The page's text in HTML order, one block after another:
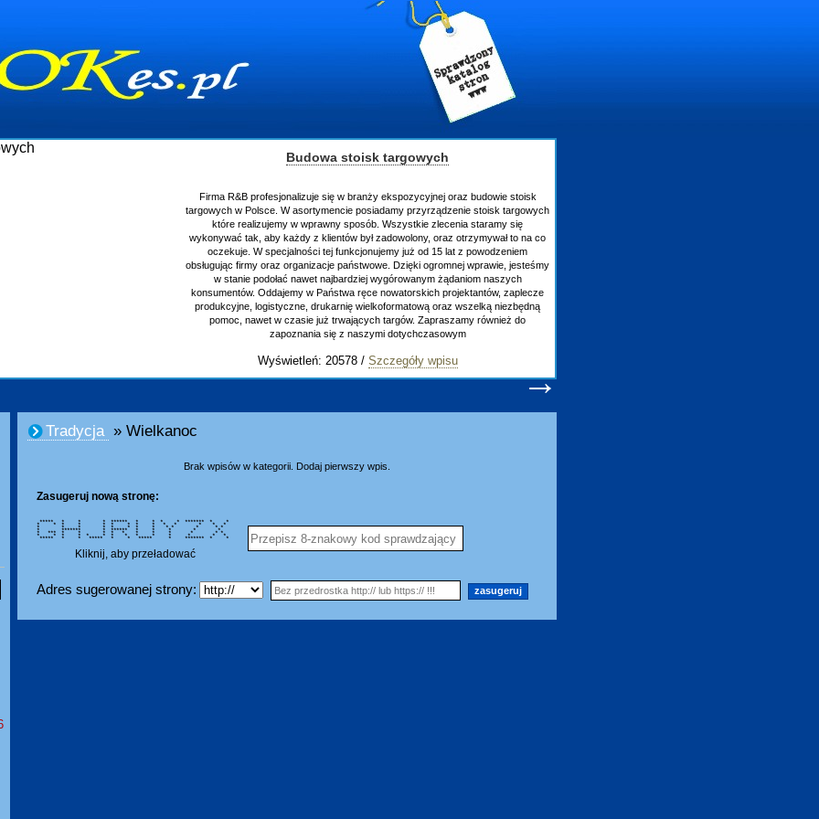
Budowa stoisk targowych
Firma R&B profesjonalizuje się w branży ekspozycyjnej oraz budowie stoisk
targowych w Polsce. W asortymencie posiadamy przyrządzenie stoisk targowych
które realizujemy w wprawny sposób. Wszystkie zlecenia staramy się
wykonywać tak, aby każdy z klientów był zadowolony, oraz otrzymywał to na co
oczekuje. W specjalności tej funkcjonujemy już od 15 lat z powodzeniem
obsługując firmy oraz organizacje państwowe. Dzięki ogromnej wprawie, jesteśmy
w stanie podołać nawet najbardziej wygórowanym żądaniom naszych
konsumentów. Oddajemy w Państwa ręce nowatorskich projektantów, zaplecze
produkcyjne, logistyczne, drukarnię wielkoformatową oraz wszelką niezbędną
pomoc, nawet w czasie już trwających targów. Zapraszamy również do
zapoznania się z naszymi dotychczasowym
Wyświetleń: 20578 / Szczegóły wpisu
→
Tradycja » Wielkanoc
Brak wpisów w kategorii. Dodaj pierwszy wpis.
Zasugeruj nową stronę:
***** * * * ****** * * * * ******* * *
* * * * * * * * * * * * * *
* * * * * * * * * * * * *
* ******* * ****** * * * * *
* *** * * * * * * * * * * *
* * * * * * * * * * * * * *
***** * * ***** * * ***** * ******* * *
Kliknij, aby przeładować
Adres sugerowanej strony: